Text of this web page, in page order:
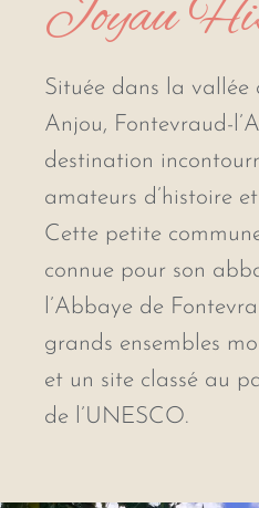
Joyau
Située dans la vallée
Anjou, Fontevraud-
destination
amateurs d’histoire
Cette petite
connue pour son
l’Abbaye de
grands ensembles
et un site classé au
de l’UNESCO.